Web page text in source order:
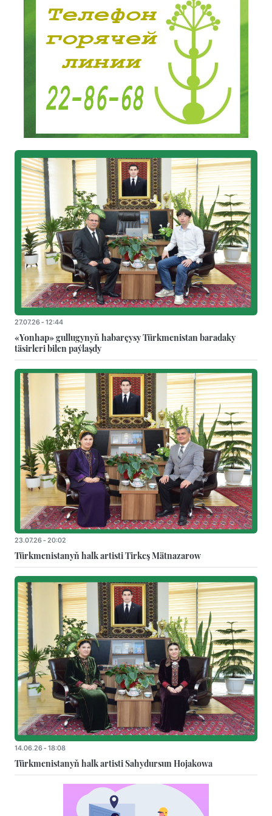
27.07.26 - 12:44
«Yonhap» gullugynyň habarçysy Türkmenistan baradaky
täsirleri bilen paýlaşdy
23.07.26 - 20:02
Türkmenistanyň halk artisti Tirkeş Mätnazarow
14.06.26 - 18:08
Türkmenistanyň halk artisti Sahydursun Hojakowa